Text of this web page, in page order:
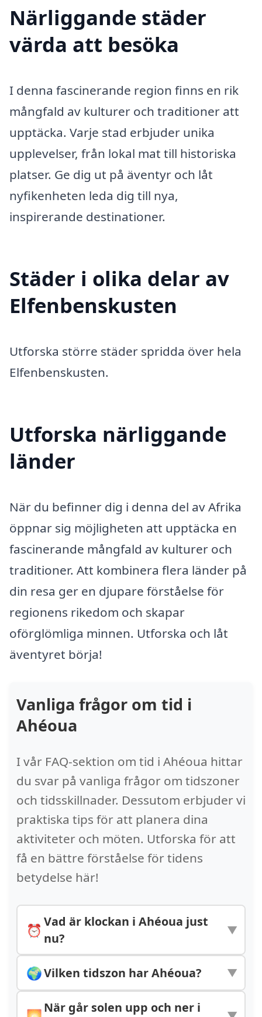
Närliggande städer
värda att besöka
I denna fascinerande region finns en rik
mångfald av kulturer och traditioner att
upptäcka. Varje stad erbjuder unika
upplevelser, från lokal mat till historiska
platser. Ge dig ut på äventyr och låt
nyfikenheten leda dig till nya,
inspirerande destinationer.
Städer i olika delar av
Elfenbenskusten
Utforska större städer spridda över hela
Elfenbenskusten.
Utforska närliggande
länder
När du befinner dig i denna del av Afrika
öppnar sig möjligheten att upptäcka en
fascinerande mångfald av kulturer och
traditioner. Att kombinera flera länder på
din resa ger en djupare förståelse för
regionens rikedom och skapar
oförglömliga minnen. Utforska och låt
äventyret börja!
Vanliga frågor om tid i
Ahéoua
I vår FAQ-sektion om tid i Ahéoua hittar
du svar på vanliga frågor om tidszoner
och tidsskillnader. Dessutom erbjuder vi
praktiska tips för att planera dina
aktiviteter och möten. Utforska för att
få en bättre förståelse för tidens
betydelse här!
⏰ Vad är klockan i Ahéoua just
nu?
▼
Klockan i Ahéoua är18:30:37. Staden
ligger i tidszonen Africa/Abidjan
(UTC+00:00).
🌍Vilken tidszon har Ahéoua? ▼
Ahéoua använder tidszonen
När går solen upp och ner i